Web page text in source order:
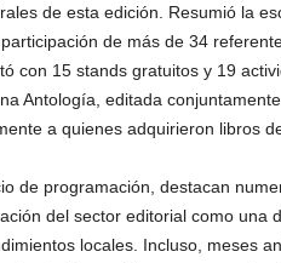
de esta edición. Resumió la
de más de 34
con 15 stands gratuitos y 19
Antología, editada
a quienes adquirieron libros
de programación, destacan
del sector editorial como una
locales. Incluso, meses